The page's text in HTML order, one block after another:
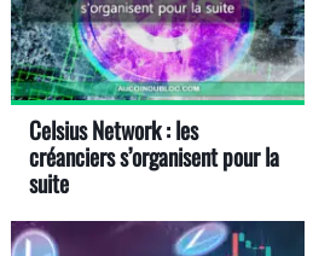
Celsius Network : les
créanciers s’organisent pour la
suite